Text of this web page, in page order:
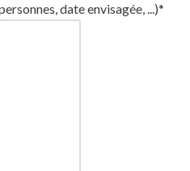
date envisagée, ...)*